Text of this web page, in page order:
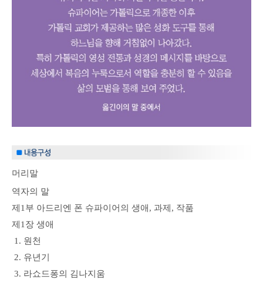
머리말
역자의 말
제1부 아드리엔 폰 슈파이어의 생애, 과제, 작품
제1장 생애
1. 원천
2. 유년기
3. 라쇼드퐁의 김나지움